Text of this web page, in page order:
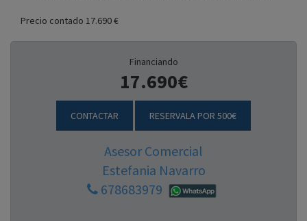
Precio contado 17.690 €
Financiando
17.690€
CONTACTAR RESERVALA POR 500€
Asesor Comercial
Estefania Navarro
678683979